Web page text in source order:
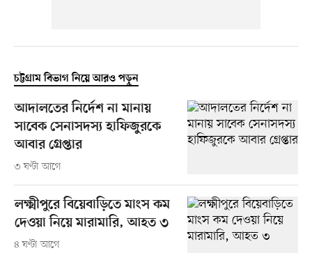
চট্টগ্রাম বিভাগ নিয়ে আরও পড়ুন
আদালতের নির্দেশ না মানায়
সাবেক সেনাসদস্য হাফিজুরকে
আবার গ্রেপ্তার
৩ ঘণ্টা আগে
লক্ষ্মীপুরে বিয়েবাড়িতে মাংস কম
দেওয়া নিয়ে মারামারি, আহত ৩
৪ ঘণ্টা আগে